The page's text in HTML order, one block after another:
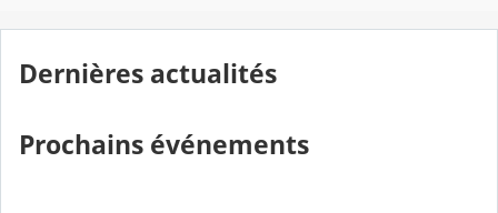
Dernières actualités
Prochains événements